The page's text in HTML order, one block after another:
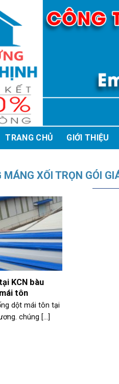
TRANG CHỦ GIỚI THIỆU
MÁNG XỐI TRỌN GÓI
KCN bàu
tôn
dột mái tôn tại
chúng [...]